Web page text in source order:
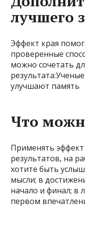
лучшего
Эффект края
проверенные
можно сочетать
улучшают память
Что
Применять эффект
результатов, на
хотите быть
мысли; в
начало и финал; в
первом